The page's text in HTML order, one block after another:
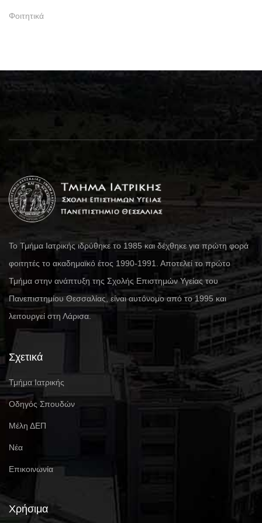
Φοιτητικά
Το Τμήμα Ιατρικής ιδρύθηκε το 1985 και δέχθηκε για πρώτη φορά
φοιτητές το ακαδημαϊκό έτος 1990-1991. Αποτελεί το πρώτο
Τμήμα στην ανάπτυξη της Σχολής Επιστημών Υγείας του
Πανεπιστημίου Θεσσαλίας, είναι αυτόνομο από το 1995 και
λειτουργεί στη Λάρισα.
Σχετικά
Τμήμα Ιατρικής
Οδηγός Σπουδών
Μέλη ΔΕΠ
Νέα
Επικοινωνία
Χρήσιμα